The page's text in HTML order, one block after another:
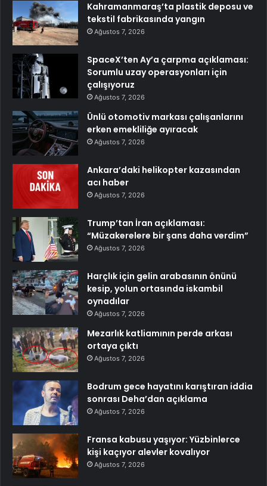
Kahramanmaraş’ta plastik deposu ve
tekstil fabrikasında yangın
Ağustos 7, 2026
SpaceX’ten Ay’a çarpma açıklaması:
Sorumlu uzay operasyonları için
çalışıyoruz
Ağustos 7, 2026
Ünlü otomotiv markası çalışanlarını
erken emekliliğe ayıracak
Ağustos 7, 2026
Ankara’daki helikopter kazasından
acı haber
Ağustos 7, 2026
Trump’tan İran açıklaması:
“Müzakerelere bir şans daha verdim”
Ağustos 7, 2026
Harçlık için gelin arabasının önünü
kesip, yolun ortasında iskambil
oynadılar
Ağustos 7, 2026
Mezarlık katliamının perde arkası
ortaya çıktı
Ağustos 7, 2026
Bodrum gece hayatını karıştıran iddia
sonrası Deha’dan açıklama
Ağustos 7, 2026
Fransa kabusu yaşıyor: Yüzbinlerce
kişi kaçıyor alevler kovalıyor
Ağustos 7, 2026